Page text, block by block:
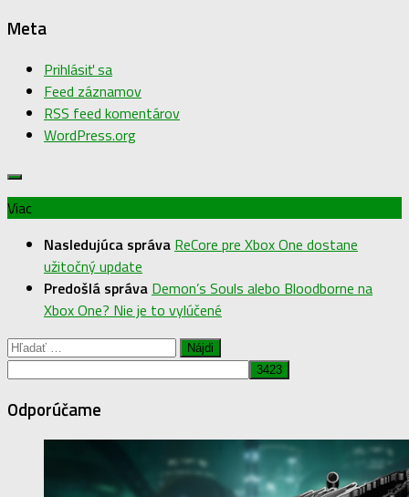
Meta
Prihlásiť sa
Feed záznamov
RSS feed komentárov
WordPress.org
Viac
Nasledujúca správa ReCore pre Xbox One dostane
užitočný update
Predošlá správa Demon’s Souls alebo Bloodborne na
Xbox One? Nie je to vylúčené
Hľadať:
Odporúčame